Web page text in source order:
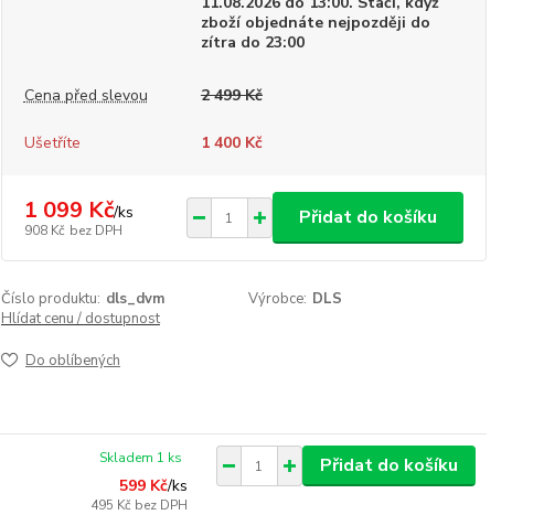
zboží objednáte nejpozději do
zítra do 23:00
Cena před slevou 2 499 Kč
Ušetříte 1 400 Kč
1 099 Kč/ks
908 Kč bez DPH
Přidat do košíku
Číslo produktu: dls_dvm Výrobce: DLS
Hlídat cenu / dostupnost
Do oblíbených
599 Kč/ks
495 Kč bez DPH
Skladem 1 ks Přidat do košíku